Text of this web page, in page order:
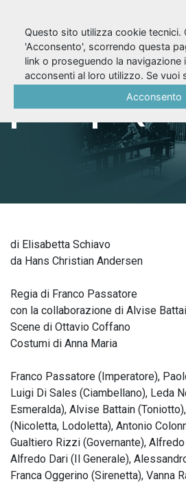
Il
principe
di Elisabetta Schiavo
da Hans Christian Andersen
Regia di Franco Passatore
con la collaborazione di Alvise
Scene di Ottavio Coffano
Costumi di Anna Maria
Franco Passatore (Imperatore),
Luigi Di Sales (Ciambellano), Leda
Esmeralda), Alvise Battain
(Nicoletta, Lodoletta), Antonio
Gualtiero Rizzi (Governante),
Alfredo Dari (Il Generale),
Franca Oggerino (Sirenetta), Vanna
Questo sito utilizza cookie tecnici.
'Acconsento', scorrendo questa
link o proseguendo la navigazione
acconsenti al loro utilizzo. Se vuoi
Acconsento